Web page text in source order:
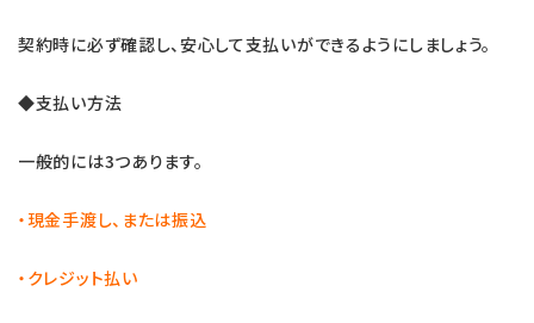
契約時に必ず確認し、安心して支払いができるようにしましょう。
◆支払い方法
一般的には3つあります。
・現金手渡し、または振込
・クレジット払い